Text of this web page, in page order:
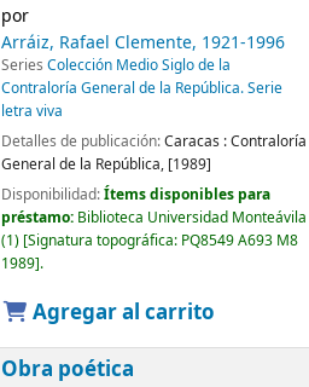
por
Arráiz, Rafael Clemente, 1921-1996
Series Colección Medio Siglo de la
Contraloría General de la República. Serie
letra viva
Detalles de publicación:Caracas :Contraloría
General de la República, [1989]
Disponibilidad:Ítems disponibles para
préstamo: Biblioteca Universidad Monteávila
(1) Signatura topográfica: PQ8549 A693 M8
1989 .
Agregar al carrito
Obra poética